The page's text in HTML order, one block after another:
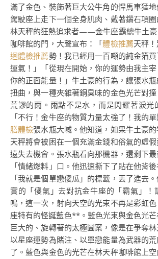
滿了金色、裝飾著巨大公牛角的悍馬車猛地
駕駛座上走下一個全身肌肉、戴著鑽石項
林天秤的狂熱追求者——金牛座霸總牛土豪
咖啡館的門，大聲宣布：「體檢推薦天秤
迴體檢推薦勢！我已經用一百噸的純金箔
運氣！」「從現在開始，你的運勢由我主
你的正面能量！」牛土豪的行為，讓張水
扭曲，與一種夾雜著銅臭味的金色光芒對
荒謬的雨。雨點不是水，而是閃耀著淚光
「不行！金牛座的物質力量太強了！我的單
膳體檢張水瓶大喊。他知道，如果牛土豪
天秤將會被困在一個充滿金錢和俗氣的虛
遠失去機會。張水瓶看向那機器，還剩下
「情緒燃料」口。他迅速撕下了貼在他背
「我就是個單戀傻瓜」的標籤，丟了進去
實的「傻氣」去對抗金牛座的「霸氣」！
鳴，這一次，射向天空的光束不再是彩虹
座特有的怪誕藍色**。藍色光束與金色光
巨大的、旋轉著的太極圖案，像是在爭奪
以星座運勢為賭注、以單戀能量為武器的
了。藍色與金色的光芒在林天秤咖啡館上